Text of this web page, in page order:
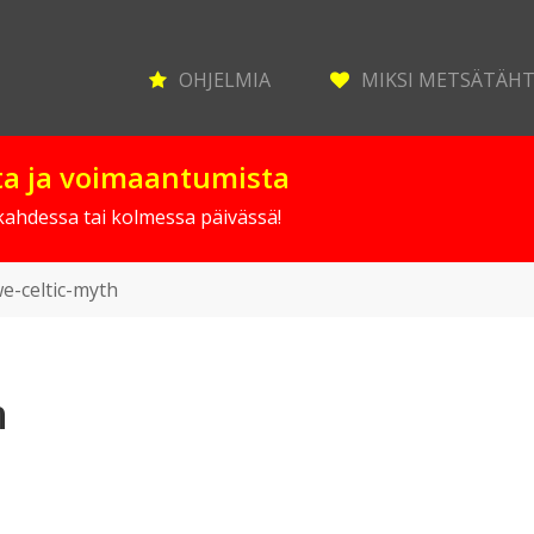
OHJELMIA MIKSI
ja voimaantumista
tai kolmessa päivässä!
celtic-myth